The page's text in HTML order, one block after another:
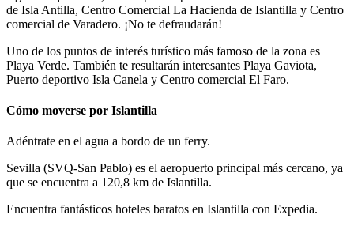
de Isla Antilla, Centro Comercial La Hacienda de Islantilla y Centro
comercial de Varadero. ¡No te defraudarán!
Uno de los puntos de interés turístico más famoso de la zona es
Playa Verde. También te resultarán interesantes Playa Gaviota,
Puerto deportivo Isla Canela y Centro comercial El Faro.
Cómo moverse por Islantilla
Adéntrate en el agua a bordo de un ferry.
Sevilla (SVQ-San Pablo) es el aeropuerto principal más cercano, ya
que se encuentra a 120,8 km de Islantilla.
Encuentra fantásticos hoteles baratos en Islantilla con Expedia.